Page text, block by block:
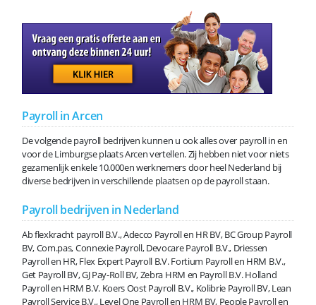
Payroll in Arcen
De volgende payroll bedrijven kunnen u ook alles over payroll in en
voor de Limburgse plaats Arcen vertellen. Zij hebben niet voor niets
gezamenlijk enkele 10.000en werknemers door heel Nederland bij
diverse bedrijven in verschillende plaatsen op de payroll staan.
Payroll bedrijven in Nederland
Ab flexkracht payroll B.V., Adecco Payroll en HR BV, BC Group Payroll
BV, Com.pas, Connexie Payroll, Devocare Payroll B.V., Driessen
Payroll en HR, Flex Expert Payroll B.V. Fortium Payroll en HRM B.V.,
Get Payroll BV, GJ Pay-Roll BV, Zebra HRM en Payroll B.V. Holland
Payroll en HRM B.V. Koers Oost Payroll B.V., Kolibrie Payroll BV, Lean
Payroll Service B.V., Level One Payroll en HRM BV, People Payroll en